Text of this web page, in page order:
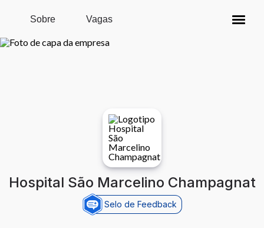
Pular para o conteúdo principal
Sobre Vagas
Hospital São Marcelino Champagnat
Selo de Feedback